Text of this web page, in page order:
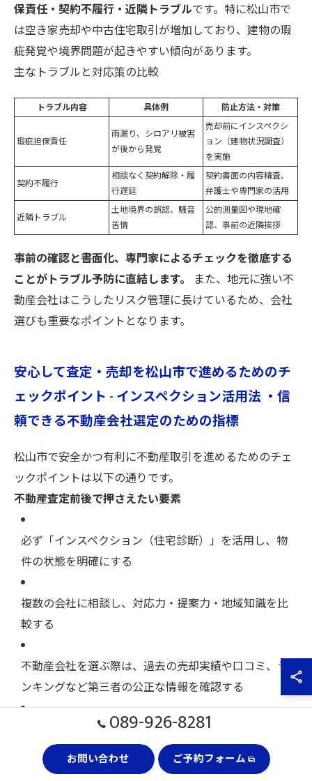
保責任・契約不履行・近隣トラブルです。特に松山市で
は空き家売却や中古住宅取引が増加しており、建物の瑕
疵発覚や境界問題が起きやすい傾向があります。
主なトラブルと対応策の比較
トラブル内容 具体例 防止方法・対策
瑕疵担保責任
雨漏り、シロアリ被害
が後から発覚
売却前にインスペクシ
ョン（建物状況調査）
を実施
契約不履行
相談なく契約解除・履
行遅延
契約書面の内容精査、
弁護士や専門家の活用
近隣トラブル
土地境界の誤認、騒音
苦情
公的測量図や現地確
認、事前の近隣挨拶
事前の確認と書面化、専門家によるチェックを徹底する
ことがトラブル予防に直結します。
また、地元に強い不
動産会社はこうしたリスク管理に長けているため、会社
選びも重要なポイントとなります。
安心して査定・売却を松山市で進めるためのチ
ェックポイント - インスペクション活用法 ・信
頼できる不動産会社選定のための指標
松山市で安全かつ有利に不動産取引を進めるためのチェ
ックポイントは以下の通りです。
不動産査定前後で押さえたい要素
必ず「インスペクション（住宅診断）」を活用し、物
件の状態を明確にする
複数の会社に相談し、対応力・提案力・地域知識を比
較する
不動産会社を選ぶ際は、過去の売却実績や口コミ、ラ
ンキングなど第三者の公正な情報を確認する
しつこい営業や秘密厳守を謳う会社でも、実際の契約
書内容やサポート体制に注目する
選定のためのポイント テーブル
089-926-8281
お問い合わせ ご予約フォーム